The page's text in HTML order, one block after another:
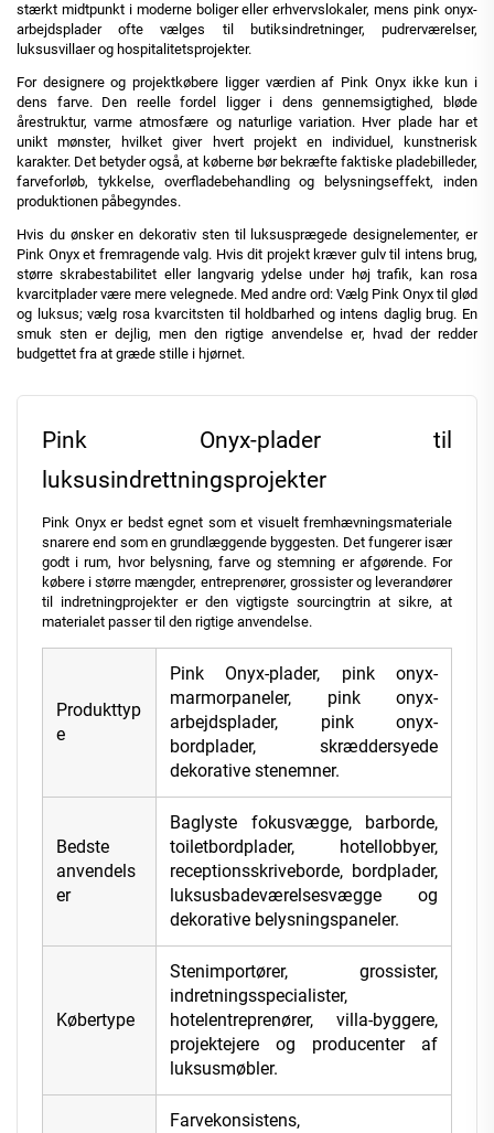
stærkt midtpunkt i moderne boliger eller erhvervslokaler, mens pink onyx-
arbejdsplader ofte vælges til butiksindretninger, pudrerværelser,
luksusvillaer og hospitalitetsprojekter.
For designere og projektkøbere ligger værdien af Pink Onyx ikke kun i
dens farve. Den reelle fordel ligger i dens gennemsigtighed, bløde
årestruktur, varme atmosfære og naturlige variation. Hver plade har et
unikt mønster, hvilket giver hvert projekt en individuel, kunstnerisk
karakter. Det betyder også, at køberne bør bekræfte faktiske pladebilleder,
farveforløb, tykkelse, overfladebehandling og belysningseffekt, inden
produktionen påbegyndes.
Hvis du ønsker en dekorativ sten til luksusprægede designelementer, er
Pink Onyx et fremragende valg. Hvis dit projekt kræver gulv til intens brug,
større skrabestabilitet eller langvarig ydelse under høj trafik, kan rosa
kvarcitplader være mere velegnede. Med andre ord: Vælg Pink Onyx til glød
og luksus; vælg rosa kvarcitsten til holdbarhed og intens daglig brug. En
smuk sten er dejlig, men den rigtige anvendelse er, hvad der redder
budgettet fra at græde stille i hjørnet.
Pink Onyx-plader til
luksusindrettningsprojekter
Pink Onyx er bedst egnet som et visuelt fremhævningsmateriale
snarere end som en grundlæggende byggesten. Det fungerer især
godt i rum, hvor belysning, farve og stemning er afgørende. For
købere i større mængder, entreprenører, grossister og leverandører
til indretningprojekter er den vigtigste sourcingtrin at sikre, at
materialet passer til den rigtige anvendelse.
Produkttyp
e
Pink Onyx-plader, pink onyx-
marmorpaneler, pink onyx-
arbejdsplader, pink onyx-
bordplader, skræddersyede
dekorative stenemner.
Bedste
anvendels
er
Baglyste fokusvægge, barborde,
toiletbordplader, hotellobbyer,
receptionsskriveborde, bordplader,
luksusbadeværelsesvægge og
dekorative belysningspaneler.
Købertype
Stenimportører, grossister,
indretningsspecialister,
hotelentreprenører, villa-byggere,
projektejere og producenter af
luksusmøbler.
Farvekonsistens,